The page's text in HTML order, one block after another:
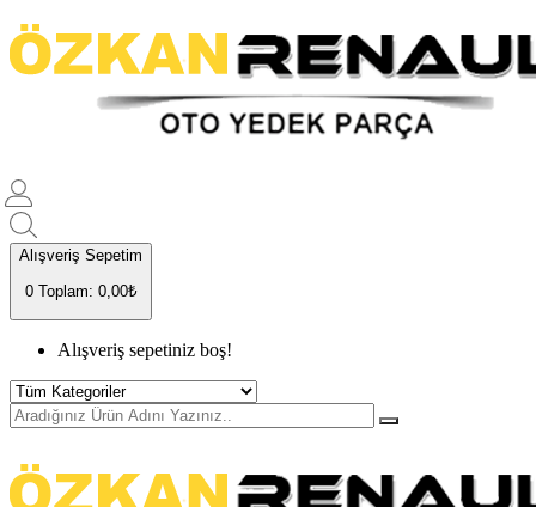
Alışveriş Sepetim
0Toplam: 0,00₺
Alışveriş sepetiniz boş!